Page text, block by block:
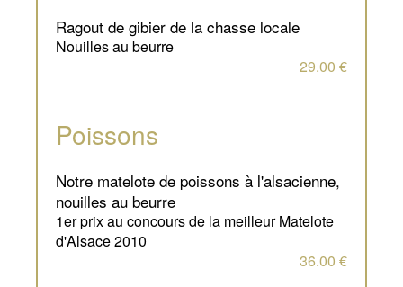
ragout de gibier de la chasse locale
Nouilles au beurre
29.00 €
Poissons
notre matelote de poissons à l'alsacienne,
nouilles au beurre
1er prix au concours de la meilleur Matelote
d'Alsace 2010
36.00 €